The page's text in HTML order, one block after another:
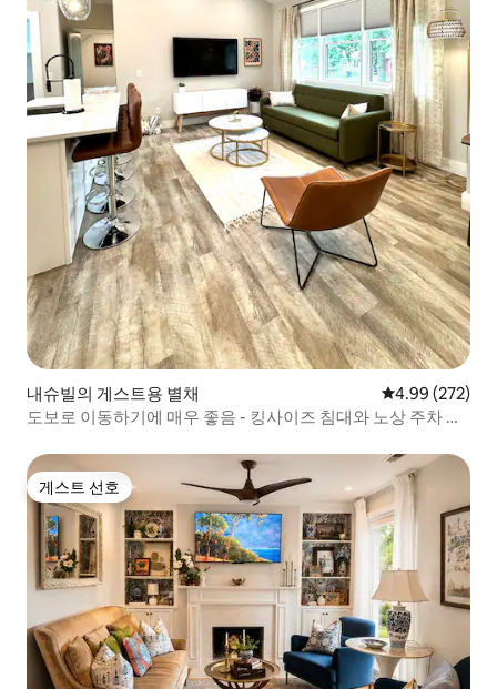
내슈빌의 게스트용 별채 평점 4.99점(5
4.99 (272)
도보로 이동하기에 매우 좋음 - 킹사이즈 침대와 노상 주차 공
게스트 선호
게스트 선호